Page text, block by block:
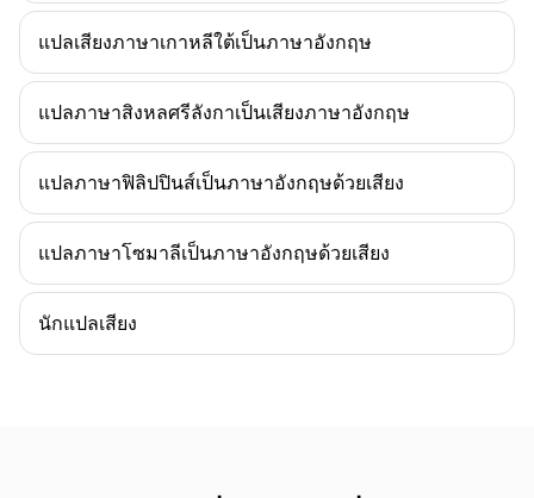
แปลเสียงภาษาเกาหลีใต้เป็นภาษาอังกฤษ
แปลภาษาสิงหลศรีลังกาเป็นเสียงภาษาอังกฤษ
แปลภาษาฟิลิปปินส์เป็นภาษาอังกฤษด้วยเสียง
แปลภาษาโซมาลีเป็นภาษาอังกฤษด้วยเสียง
นักแปลเสียง